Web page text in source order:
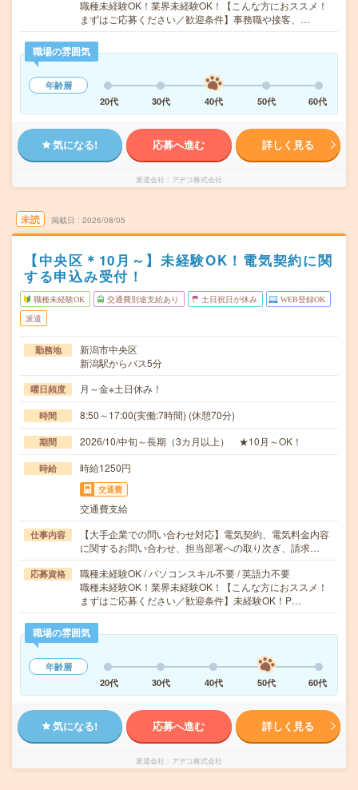
職種未経験OK！業界未経験OK！【こんな方におススメ！
まずはご応募ください／歓迎条件】事務職や接客、…
職場の雰囲気
年齢層
20代
30代 40代 50代 60代
気になる! 応募へ進む 詳しく見る
派遣会社 アデコ株式会社
未読 掲載日 2026/08/05
【中央区＊10月～】未経験OK！電気契約に関
する申込み受付！
職種未経験OK 交通費別途支給あり 土日祝日が休み WEB登録OK
派遣
勤務地
新潟市中央区
新潟駅からバス5分
曜日頻度 月～金※土日休み！
時間 8:50～17:00(実働:7時間) (休憩70分)
期間 2026/10/中旬～長期（3カ月以上） ★10月～OK！
時給 時給1250円
交通費
交通費支給
仕事内容
【大手企業での問い合わせ対応】電気契約、電気料金内容
に関するお問い合わせ、担当部署への取り次ぎ、請求…
応募資格
職種未経験OK / パソコンスキル不要 / 英語力不要
職種未経験OK！業界未経験OK！【こんな方におススメ！
まずはご応募ください／歓迎条件】未経験OK！P…
職場の雰囲気
年齢層
20代
30代 40代 50代 60代
気になる! 応募へ進む 詳しく見る
派遣会社 アデコ株式会社